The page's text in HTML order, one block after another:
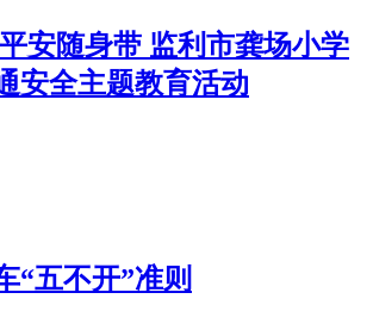
安随身带 监利市龚场小学
安全主题教育活动
“五不开”准则